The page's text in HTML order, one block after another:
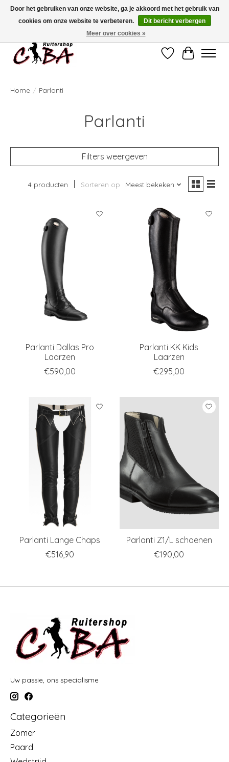
Bij vragen kan u ons contacteren op het nummer 011/60.67.34 ofciba@skynet.be
Ambachtstraat 22 A, 3530 Helchteren
Verlanglijst
Home / Parlanti
Parlanti
Filters weergeven
4 producten Sorteren op Meest bekeken
Parlanti Dallas Pro
Laarzen
€590,00
Parlanti KK Kids
Laarzen
€295,00
Parlanti Lange Chaps
€516,90
Parlanti Z1/L schoenen
€190,00
Uw passie, ons specialisme
Categorieën
Zomer
Paard
Door het gebruiken van onze website, ga je akkoord met het gebruik van
cookies om onze website te verbeteren.
Dit bericht verbergen
Meer over cookies »